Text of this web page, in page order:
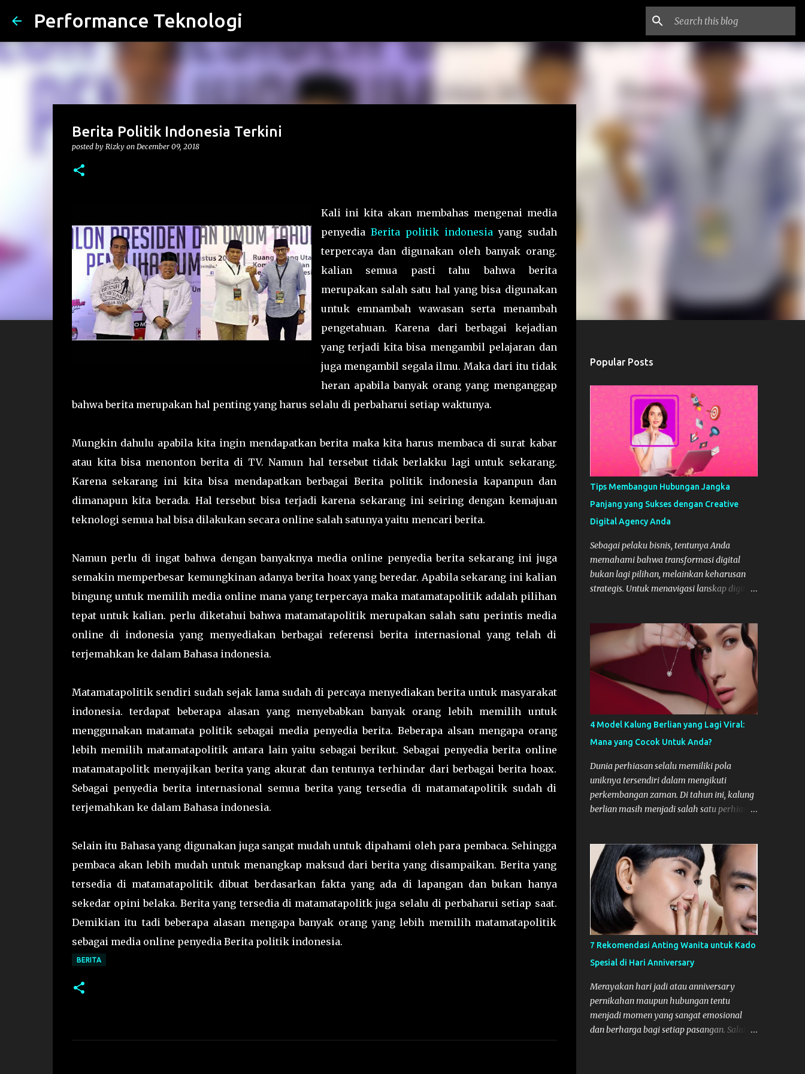
Performance Teknologi
Berita Politik Indonesia Terkini
posted by Rizky on December 09, 2018
Kali ini kita akan membahas mengenai media
penyedia Berita politik indonesia yang sudah
terpercaya dan digunakan oleh banyak orang.
kalian semua pasti tahu bahwa berita
merupakan salah satu hal yang bisa digunakan
untuk emnambah wawasan serta menambah
pengetahuan. Karena dari berbagai kejadian
yang terjadi kita bisa mengambil pelajaran dan
juga mengambil segala ilmu. Maka dari itu tidak
heran apabila banyak orang yang menganggap
bahwa berita merupakan hal penting yang harus selalu di perbaharui setiap waktunya.
Mungkin dahulu apabila kita ingin mendapatkan berita maka kita harus membaca di surat kabar
atau kita bisa menonton berita di TV. Namun hal tersebut tidak berlakku lagi untuk sekarang.
Karena sekarang ini kita bisa mendapatkan berbagai Berita politik indonesia kapanpun dan
dimanapun kita berada. Hal tersebut bisa terjadi karena sekarang ini seiring dengan kemajuan
teknologi semua hal bisa dilakukan secara online salah satunya yaitu mencari berita.
Namun perlu di ingat bahwa dengan banyaknya media online penyedia berita sekarang ini juga
semakin memperbesar kemungkinan adanya berita hoax yang beredar. Apabila sekarang ini kalian
bingung untuk memilih media online mana yang terpercaya maka matamatapolitik adalah pilihan
tepat untuk kalian. perlu diketahui bahwa matamatapolitik merupakan salah satu perintis media
online di indonesia yang menyediakan berbagai referensi berita internasional yang telah di
terjemahkan ke dalam Bahasa indonesia.
Matamatapolitik sendiri sudah sejak lama sudah di percaya menyediakan berita untuk masyarakat
indonesia. terdapat beberapa alasan yang menyebabkan banyak orang lebih memilih untuk
menggunakan matamata politik sebagai media penyedia berita. Beberapa alsan mengapa orang
lebih memilih matamatapolitik antara lain yaitu sebagai berikut. Sebagai penyedia berita online
matamatapolitk menyajikan berita yang akurat dan tentunya terhindar dari berbagai berita hoax.
Sebagai penyedia berita internasional semua berita yang tersedia di matamatapolitik sudah di
terjemahkan ke dalam Bahasa indonesia.
Selain itu Bahasa yang digunakan juga sangat mudah untuk dipahami oleh para pembaca. Sehingga
pembaca akan lebih mudah untuk menangkap maksud dari berita yang disampaikan. Berita yang
tersedia di matamatapolitik dibuat berdasarkan fakta yang ada di lapangan dan bukan hanya
sekedar opini belaka. Berita yang tersedia di matamatapolitk juga selalu di perbaharui setiap saat.
Demikian itu tadi beberapa alasan mengapa banyak orang yang lebih memilih matamatapolitik
sebagai media online penyedia Berita politik indonesia.
BERITA
Popular Posts
Tips Membangun Hubungan Jangka
Panjang yang Sukses dengan Creative
Digital Agency Anda
Sebagai pelaku bisnis, tentunya Anda
memahami bahwa transformasi digital
bukan lagi pilihan, melainkan keharusan
strategis. Untuk menavigasi lanskap digital
kemitraan ini hanya bersifat transaksional
berakhir setelah satu proyek selesai.
Padahal, kunci sukses digital berkelanjutan
adalah membangun hubungan jangka
panjang, layaknya membangun tim internal
yang solid. Hubungan yang stabil dan
strategis dengan agency dapat mengurangi
biaya onboarding, memastikan konsistensi
brand, dan mengakselerasi ekspansi bisnis
Anda. Berikut adalah tips strategis untuk
membangun kemitraan yang sukses dan
bertahan lama. Mengapa Stabilitas
Kemitraan Digital Sangat Penting?
inkonsistensi. Setiap agency baru
memerlukan waktu untuk memahami DNA
merek Anda, budaya perusahaan, dan
tantangan pasar yang spesifik. Kemitraan
jangka panjang memastikan bahwa agensi
te...
4 Model Kalung Berlian yang Lagi Viral:
Mana yang Cocok Untuk Anda?
Dunia perhiasan selalu memiliki pola
uniknya tersendiri dalam mengikuti
perkembangan zaman. Di tahun ini, kalung
berlian masih menjadi salah satu perhiasan
dengan nuansa formal yang kaku, trend
model kalung yang lagi viral belakangan ini
justru bisa bersifat lebih dinamis. Bagi Anda
yang sedang mencari atau menambah
koleksi necklace diamond, artikel ini akan
memberikan beberapa rekomendasi
modelnya yang lagi viral. Yuk, langsung
kita simak bersama-sama pembahasannya,
di bawah ini! Model Kalung Berlian Terbaru
yang Lagi Viral Dan berikut setidaknya ada
4 model necklace diamond yang
belakangan ini viral, yang wajib Anda lirik.
The Floating Diamond Model floating
7 Rekomendasi Anting Wanita untuk Kado
Spesial di Hari Anniversary
Merayakan hari jadi atau anniversary
pernikahan maupun hubungan tentu
menjadi momen yang sangat emosional
dan berharga bagi setiap pasangan. Salah